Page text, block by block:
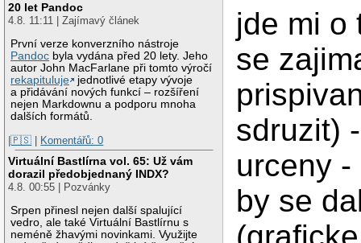
20 let Pandoc
4.8. 11:11 | Zajímavý článek
První verze konverzního nástroje
Pandoc byla vydána před 20 lety. Jeho
autor John MacFarlane při tomto výročí
rekapituluje
jednotlivé etapy vývoje
a přidávání nových funkcí – rozšíření
nejen Markdownu a podporu mnoha
dalších formátů.
|🇵🇸 | Komentářů: 0
Virtuální Bastlírna vol. 65: Už vám
dorazil předobjednaný INDX?
4.8. 00:55 | Pozvánky
Srpen přinesl nejen další spalující
vedro, ale také Virtuální Bastlírnu s
neméně žhavými novinkami. Využijte
jde mi o
se
sdruzit)
urceny
by se